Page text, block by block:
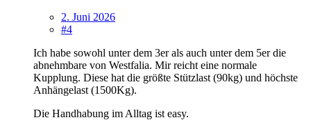
2. Juni 2026
#4
Ich habe sowohl unter dem 3er als auch unter dem 5er die
abnehmbare von Westfalia. Mir reicht eine normale
Kupplung. Diese hat die größte Stützlast (90kg) und höchste
Anhängelast (1500Kg).
Die Handhabung im Alltag ist easy.